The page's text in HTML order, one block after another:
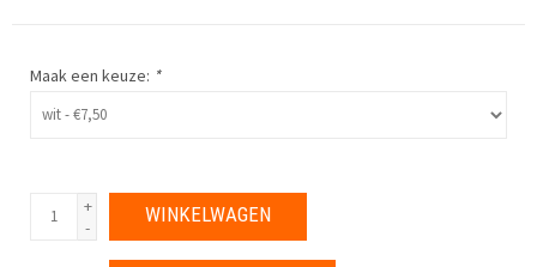
Maak een keuze: *
+
-
WINKELWAGEN